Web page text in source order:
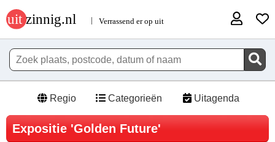
Regio Categorieën Uitagenda
Expositie 'Golden Future'